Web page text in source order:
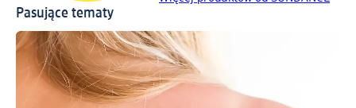
Pasujące tematy